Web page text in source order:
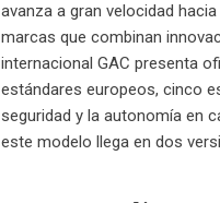
avanza a gran velocidad
marcas que combinan
internacional GAC presenta
estándares europeos, cinco
seguridad y la autonomía en
este modelo llega en dos